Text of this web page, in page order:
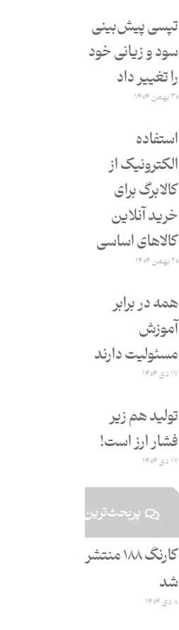
تپسی پیش‌بینی
سود و زیانی خود
را تغییر داد
۳۰ بهمن ۱۴۰۴
استفاده
الکترونیک از
کالابرگ برای
خرید آنلاین
کالاهای اساسی
۲۰ بهمن ۱۴۰۴
همه در برابر
آموزش
مسئولیت دارند
۱۷ دی ۱۴۰۴
تولید هم زیر
فشار ارز است!
۱۷ دی ۱۴۰۴
پربحث‌ترین
کارنگ ۱۸۸ منتشر
شد
۸ دی ۱۴۰۴